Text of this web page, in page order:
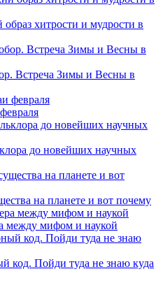
хитрости и мудрости в
Встреча Зимы и Весны в
до новейших научных
на планете и вот почему
между мифом и наукой
код. Пойди туда не знаю куда